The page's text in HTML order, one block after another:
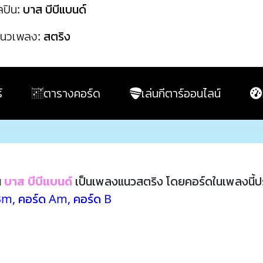
น: บาส บีบีแบนด์
วเพลง: สตริง
ตารางคอร์ด เล่นกีตาร์ออนไลน์
บาส บีบีแบนด์ เป็นเพลงแนวสตริง โดยคอร์ดในเพลงนี้
, คอร์ด Am, คอร์ด B